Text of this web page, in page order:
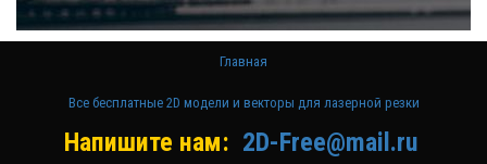
Главная
Все бесплатные 2D модели и векторы для лазерной резки
Напишите нам: 2D-Free@mail.ru